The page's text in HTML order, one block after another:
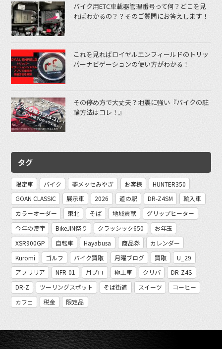
バイク用ETC車載器管理番号って何？どこを見
ればわかるの？？そのご質問にお答えします！
これを見ればロイヤルエンフィールドのトリッ
パーナビゲーションの使い方がわかる！
その停め方で大丈夫？地震に強い『バイクの駐
輪方法はコレ！』
タグ
限定車 バイク 夢メッセみやぎ お客様
HUNTER350
GOAN CLASSIC
展示車 2026 道の駅 DR-Z4SM
輸入車
カラーオーダー
東北 そば 地域貢献
グリップヒーター
今年の漢字
BikeJIN祭り クラッシック650
お年玉
XSR900GP
自転車 Hayabusa 商品券
カレンダー
Kuromi
ゴルフ バイク買取 月曜ブログ 買取
U_29
アプリリア
NFR-01 月ブロ 極上車 クリパ
DR-Z4S
DR-Z
ツーリングスポット そば街道 スイーツ
コーヒー
カフェ
税金 限定品